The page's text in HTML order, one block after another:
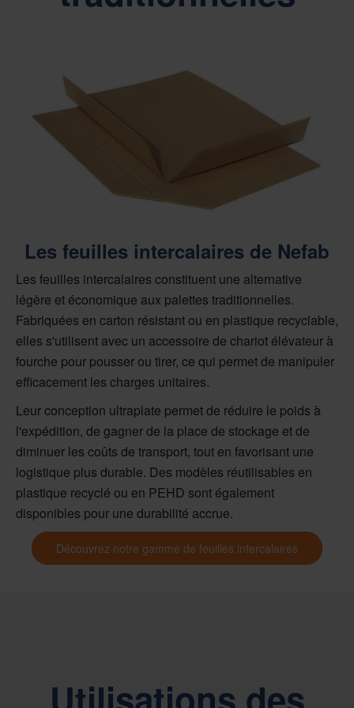
Les feuilles intercalaires de Nefab
Les feuilles intercalaires constituent une alternative
légère et économique aux palettes traditionnelles.
Fabriquées en carton résistant ou en plastique recyclable,
elles s'utilisent avec un accessoire de chariot élévateur à
fourche pour pousser ou tirer, ce qui permet de manipuler
efficacement les charges unitaires.
Leur conception ultraplate permet de réduire le poids à
l'expédition, de gagner de la place de stockage et de
diminuer les coûts de transport, tout en favorisant une
logistique plus durable. Des modèles réutilisables en
plastique recyclé ou en PEHD sont également
disponibles pour une durabilité accrue.
Découvrez notre gamme de feuilles intercalaires